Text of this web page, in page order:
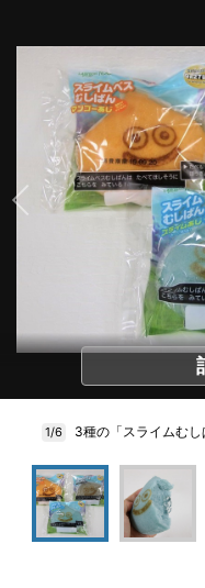
1/6 3種の「スライムむ